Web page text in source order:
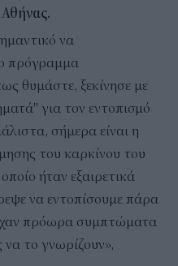
να
πρόγραμμα
θυμάστε, ξεκίνησε με
για τον εντοπισμό
σήμερα είναι η
του καρκίνου του
ήταν εξαιρετικά
να εντοπίσουμε πάρα
πρόωρα συμπτώματα
το γνωρίζουν»,